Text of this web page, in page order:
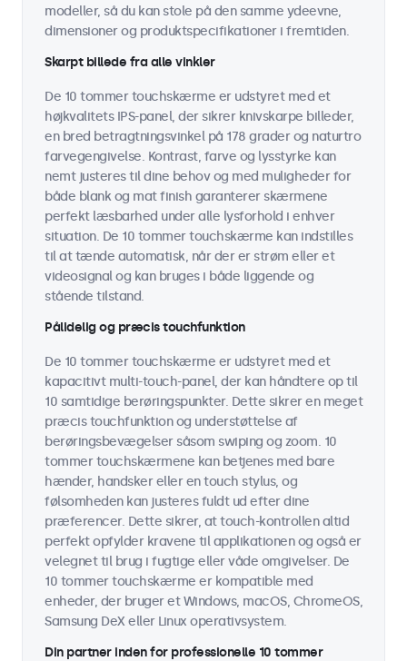
modeller, så du kan stole på den samme ydeevne,
dimensioner og produktspecifikationer i fremtiden.
Skarpt billede fra alle vinkler
De 10 tommer touchskærme er udstyret med et
højkvalitets IPS-panel, der sikrer knivskarpe billeder,
en bred betragtningsvinkel på 178 grader og naturtro
farvegengivelse. Kontrast, farve og lysstyrke kan
nemt justeres til dine behov og med muligheder for
både blank og mat finish garanterer skærmene
perfekt læsbarhed under alle lysforhold i enhver
situation. De 10 tommer touchskærme kan indstilles
til at tænde automatisk, når der er strøm eller et
videosignal og kan bruges i både liggende og
stående tilstand.
Pålidelig og præcis touchfunktion
De 10 tommer touchskærme er udstyret med et
kapacitivt multi-touch-panel, der kan håndtere op til
10 samtidige berøringspunkter. Dette sikrer en meget
præcis touchfunktion og understøttelse af
berøringsbevægelser såsom swiping og zoom. 10
tommer touchskærmene kan betjenes med bare
hænder, handsker eller en touch stylus, og
følsomheden kan justeres fuldt ud efter dine
præferencer. Dette sikrer, at touch-kontrollen altid
perfekt opfylder kravene til applikationen og også er
velegnet til brug i fugtige eller våde omgivelser. De
10 tommer touchskærme er kompatible med
enheder, der bruger et Windows, macOS, ChromeOS,
Samsung DeX eller Linux operativsystem.
Din partner inden for professionelle 10 tommer